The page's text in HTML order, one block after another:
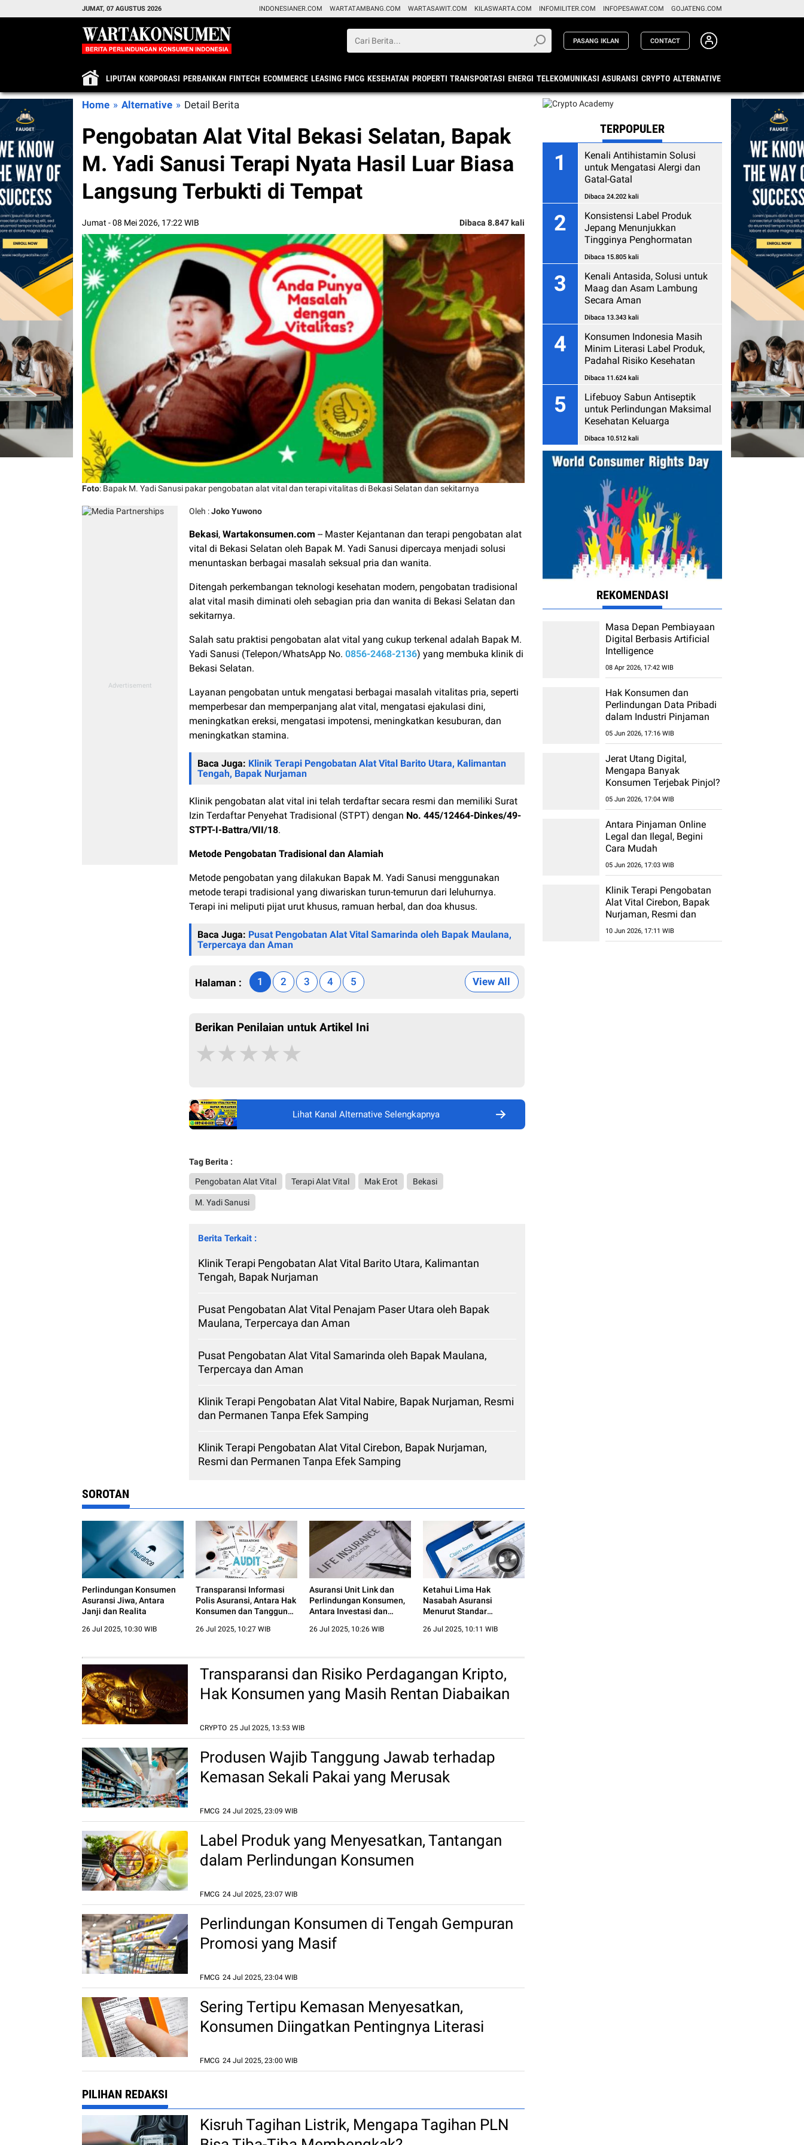
JUMAT, 07 AGUSTUS 2026 INDONESIANER.COM WARTATAMBANG.COM WARTASAWIT.COM KILASWARTA.COM INFOMILITER.COM INFOPESAWAT.COM GOJATENG.COM
PASANG IKLAN CONTACT
LIPUTAN KORPORASI PERBANKAN FINTECH ECOMMERCE LEASING FMCG KESEHATAN PROPERTI TRANSPORTASI ENERGI TELEKOMUNIKASI ASURANSI CRYPTO ALTERNATIVE
Home » Alternative » Detail Berita
Pengobatan Alat Vital Bekasi Selatan, Bapak
M. Yadi Sanusi Terapi Nyata Hasil Luar Biasa
Langsung Terbukti di Tempat
Jumat - 08 Mei 2026, 17:22 WIB Dibaca 8.847 kali
Foto: Bapak M. Yadi Sanusi pakar pengobatan alat vital dan terapi vitalitas di Bekasi Selatan dan sekitarnya
Oleh :Joko Yuwono
Bekasi,Wartakonsumen.com -- Master Kejantanan dan terapi pengobatan alat
vital di Bekasi Selatan oleh Bapak M. Yadi Sanusi dipercaya menjadi solusi
menuntaskan berbagai masalah seksual pria dan wanita.
Ditengah perkembangan teknologi kesehatan modern, pengobatan tradisional
alat vital masih diminati oleh sebagian pria dan wanita di Bekasi Selatan dan
sekitarnya.
Salah satu praktisi pengobatan alat vital yang cukup terkenal adalah Bapak M.
Yadi Sanusi (Telepon/WhatsApp No.0856-2468-2136) yang membuka klinik di
Bekasi Selatan.
Layanan pengobatan untuk mengatasi berbagai masalah vitalitas pria, seperti
memperbesar dan memperpanjang alat vital, mengatasi ejakulasi dini,
meningkatkan ereksi, mengatasi impotensi, meningkatkan kesuburan, dan
meningkatkan stamina.
Baca Juga: Klinik Terapi Pengobatan Alat Vital Barito Utara, Kalimantan
Tengah, Bapak Nurjaman
Klinik pengobatan alat vital ini telah terdaftar secara resmi dan memiliki Surat
Izin Terdaftar Penyehat Tradisional (STPT) dengan No. 445/12464-Dinkes/49-
STPT-I-Battra/VII/18.
Metode Pengobatan Tradisional dan Alamiah
Metode pengobatan yang dilakukan Bapak M. Yadi Sanusi menggunakan
metode terapi tradisional yang diwariskan turun-temurun dari leluhurnya.
Terapi ini meliputi pijat urut khusus, ramuan herbal, dan doa khusus.
Baca Juga: Pusat Pengobatan Alat Vital Samarinda oleh Bapak Maulana,
Terpercaya dan Aman
Halaman : 1 2 3 4 5 View All
Berikan Penilaian untuk Artikel Ini
★★★★★
Lihat Kanal Alternative Selengkapnya
Tag Berita :
Pengobatan Alat Vital Terapi Alat Vital Mak Erot Bekasi
M. Yadi Sanusi
Berita Terkait :
Klinik Terapi Pengobatan Alat Vital Barito Utara, Kalimantan
Tengah, Bapak Nurjaman
Pusat Pengobatan Alat Vital Penajam Paser Utara oleh Bapak
Maulana, Terpercaya dan Aman
Pusat Pengobatan Alat Vital Samarinda oleh Bapak Maulana,
Terpercaya dan Aman
Klinik Terapi Pengobatan Alat Vital Nabire, Bapak Nurjaman, Resmi
dan Permanen Tanpa Efek Samping
Klinik Terapi Pengobatan Alat Vital Cirebon, Bapak Nurjaman,
Resmi dan Permanen Tanpa Efek Samping
SOROTAN
Perlindungan Konsumen
Asuransi Jiwa, Antara
Janji dan Realita
26 Jul 2025, 10:30 WIB
Transparansi Informasi
Polis Asuransi, Antara Hak
Konsumen dan Tanggung
26 Jul 2025, 10:27 WIB
Asuransi Unit Link dan
Perlindungan Konsumen,
Antara Investasi dan
26 Jul 2025, 10:26 WIB
Ketahui Lima Hak
Nasabah Asuransi
Menurut Standar
26 Jul 2025, 10:11 WIB
Konsumen dalam
Perdagangan Aset Kripto
25 Jul 2025, 14:06 WIB
Transparansi dan Risiko Perdagangan Kripto,
Hak Konsumen yang Masih Rentan Diabaikan
CRYPTO 25 Jul 2025, 13:53 WIB
Produsen Wajib Tanggung Jawab terhadap
Kemasan Sekali Pakai yang Merusak
FMCG 24 Jul 2025, 23:09 WIB
Label Produk yang Menyesatkan, Tantangan
dalam Perlindungan Konsumen
FMCG 24 Jul 2025, 23:07 WIB
Perlindungan Konsumen di Tengah Gempuran
Promosi yang Masif
FMCG 24 Jul 2025, 23:04 WIB
Sering Tertipu Kemasan Menyesatkan,
Konsumen Diingatkan Pentingnya Literasi
FMCG 24 Jul 2025, 23:00 WIB
PILIHAN REDAKSI
Kisruh Tagihan Listrik, Mengapa Tagihan PLN
TERPOPULER
1
Kenali Antihistamin Solusi
untuk Mengatasi Alergi dan
Gatal-Gatal
Dibaca 24.202 kali
2
Konsistensi Label Produk
Jepang Menunjukkan
Tingginya Penghormatan
kepada Konsumen
Dibaca 15.805 kali
3
Kenali Antasida, Solusi untuk
Maag dan Asam Lambung
Secara Aman
Dibaca 13.343 kali
4
Konsumen Indonesia Masih
Minim Literasi Label Produk,
Padahal Risiko Kesehatan
Mengintai
Dibaca 11.624 kali
5
Lifebuoy Sabun Antiseptik
untuk Perlindungan Maksimal
Kesehatan Keluarga
Dibaca 10.512 kali
REKOMENDASI
Masa Depan Pembiayaan
Digital Berbasis Artificial
Intelligence
08 Apr 2026, 17:42 WIB
Hak Konsumen dan
Perlindungan Data Pribadi
dalam Industri Pinjaman
Online (Fintech)
05 Jun 2026, 17:16 WIB
Jerat Utang Digital,
Mengapa Banyak
Konsumen Terjebak Pinjol?
05 Jun 2026, 17:04 WIB
Antara Pinjaman Online
Legal dan Ilegal, Begini
Cara Mudah
Membedakannya
05 Jun 2026, 17:03 WIB
Klinik Terapi Pengobatan
Alat Vital Cirebon, Bapak
Nurjaman, Resmi dan
Permanen Tanpa Efek
Samping
10 Jun 2026, 17:11 WIB